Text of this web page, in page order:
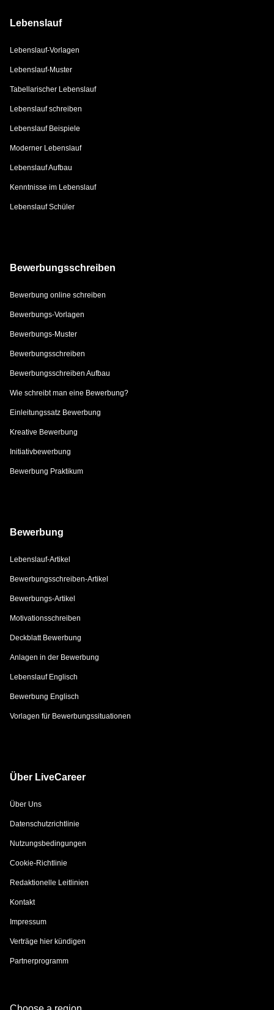
Lebenslauf
Lebenslauf-Vorlagen
Lebenslauf-Muster
Tabellarischer Lebenslauf
Lebenslauf schreiben
Lebenslauf Beispiele
Moderner Lebenslauf
Lebenslauf Aufbau
Kenntnisse im Lebenslauf
Lebenslauf Schüler
Bewerbungsschreiben
Bewerbung online schreiben
Bewerbungs-Vorlagen
Bewerbungs-Muster
Bewerbungsschreiben
Bewerbungsschreiben Aufbau
Wie schreibt man eine Bewerbung?
Einleitungssatz Bewerbung
Kreative Bewerbung
Initiativbewerbung
Bewerbung Praktikum
Bewerbung
Lebenslauf-Artikel
Bewerbungsschreiben-Artikel
Bewerbungs-Artikel
Motivationsschreiben
Deckblatt Bewerbung
Anlagen in der Bewerbung
Lebenslauf Englisch
Bewerbung Englisch
Vorlagen für Bewerbungssituationen
Über LiveCareer
Über Uns
Datenschutzrichtlinie
Nutzungsbedingungen
Cookie-Richtlinie
Redaktionelle Leitlinien
Kontakt
Impressum
Verträge hier kündigen
Partnerprogramm